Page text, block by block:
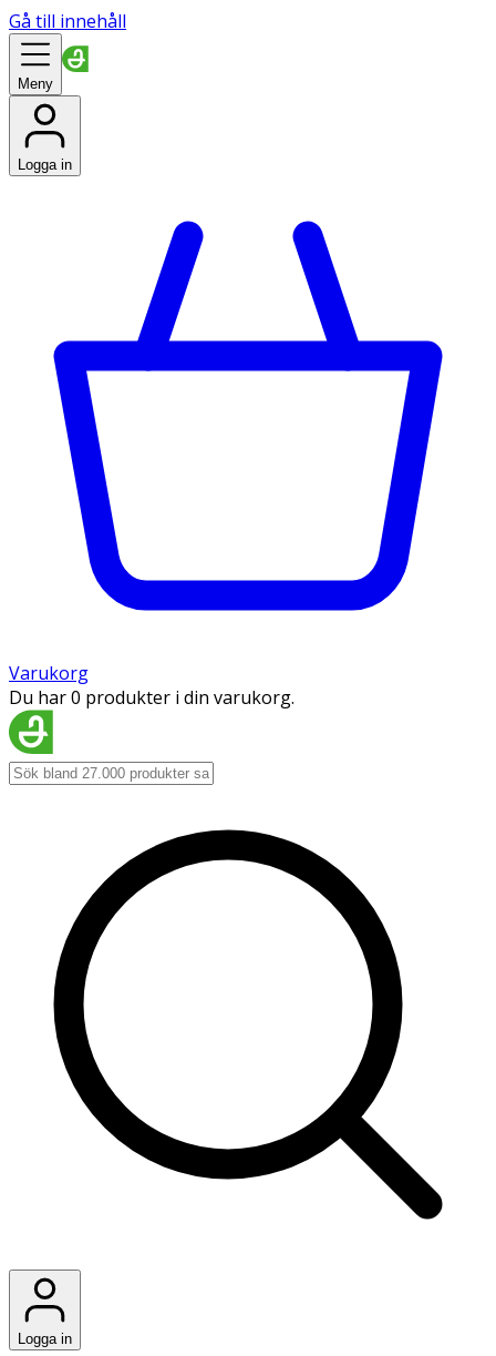
Gå till innehåll
Meny
Logga in
Varukorg
Du har 0 produkter i din varukorg.
Logga in